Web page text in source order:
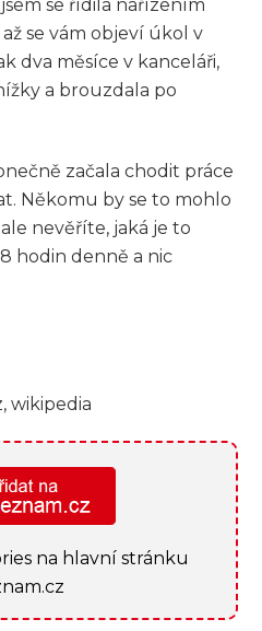
se řídila nařízením
se vám objeví úkol v
dva měsíce v kanceláři,
a brouzdala po
začala chodit práce
Někomu by se to mohlo
nevěříte, jaká je to
hodin denně a nic
wikipedia
na hlavní stránku